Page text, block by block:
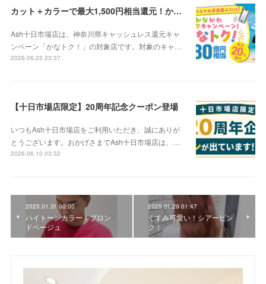
カット＋カラーで最大1,500円相当還元！かなトク対象店です
Ash十日市場店は、神奈川県キャッシュレス還元キャ
ンペーン「かなトク！」の対象店です。対象のキャ…
2026.06.23 23:37
【十日市場店限定】20周年記念クーポン登場
いつもAsh十日市場店をご利用いただき、誠にありが
とうございます。おかげさまでAsh十日市場店は、…
2026.06.10 03:32
2025.01.31 00:00
ハイトーンカラー！ブロン
ドベージュ
2025.01.29 01:47
くすみ可愛い！シアーピン
ク！